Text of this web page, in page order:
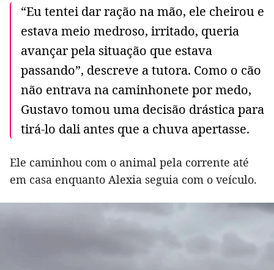
“Eu tentei dar ração na mão, ele cheirou e
estava meio medroso, irritado, queria
avançar pela situação que estava
passando”, descreve a tutora. Como o cão
não entrava na caminhonete por medo,
Gustavo tomou uma decisão drástica para
tirá-lo dali antes que a chuva apertasse.
Ele caminhou com o animal pela corrente até
em casa enquanto Alexia seguia com o veículo.